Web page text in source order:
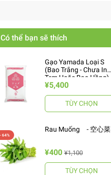
Có thể bạn sẽ thích
Gạo Yamada Loại S
(Bao Trắng - Chưa In
Tem Hoặc Bao Hồng)
10kg ヤマダお米 S
¥5,400
TÙY CHỌN
Rau Muống - 空心菜
¥400 ¥1,100
TÙY CHỌN